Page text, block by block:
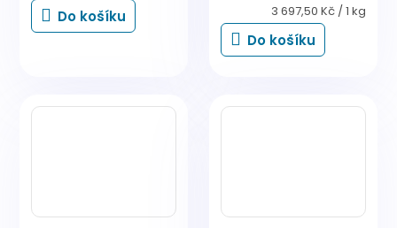
Do košíku
Měrná
cena:
3 697,50 Kč / 1 kg
Do košíku